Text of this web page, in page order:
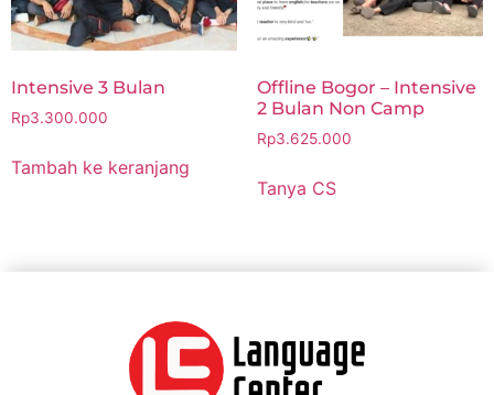
Intensive 3 Bulan
Rp3.300.000
Tambah ke keranjang
Offline Bogor – Intensive
2 Bulan Non Camp
Rp3.625.000
Tanya CS